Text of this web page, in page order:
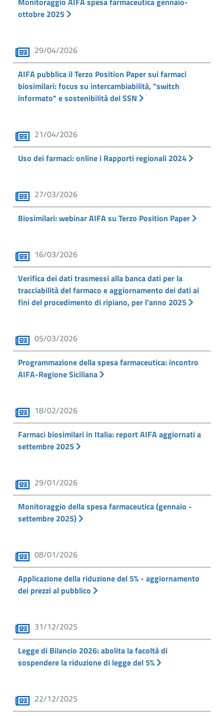
ottobre 2025
29/04/2026
AIFA pubblica il Terzo Position Paper sui farmaci
biosimilari: focus su intercambiabilità, "switch
informato" e sostenibilità del SSN
21/04/2026
Uso dei farmaci: online i Rapporti regionali 2024
27/03/2026
Biosimilari: webinar AIFA su Terzo Position Paper
16/03/2026
Verifica dei dati trasmessi alla banca dati per la
tracciabilità del farmaco e aggiornamento dei dati ai
fini del procedimento di ripiano, per l'anno 2025
05/03/2026
Programmazione della spesa farmaceutica: incontro
AIFA-Regione Siciliana
18/02/2026
Farmaci biosimilari in Italia: report AIFA aggiornati a
settembre 2025
29/01/2026
Monitoraggio della spesa farmaceutica (gennaio -
settembre 2025)
08/01/2026
Applicazione della riduzione del 5% - aggiornamento
dei prezzi al pubblico
31/12/2025
Legge di Bilancio 2026: abolita la facoltà di
sospendere la riduzione di legge del 5%
22/12/2025